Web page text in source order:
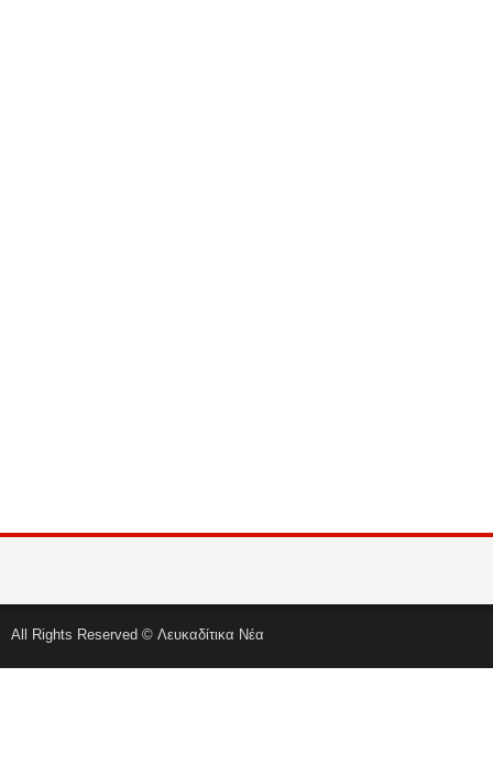
All Rights Reserved © Λευκαδίτικα Νέα